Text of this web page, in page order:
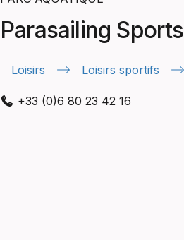
Parasailing Sports
Loisirs Loisirs sportifs
+33 (0)6 80 23 42 16